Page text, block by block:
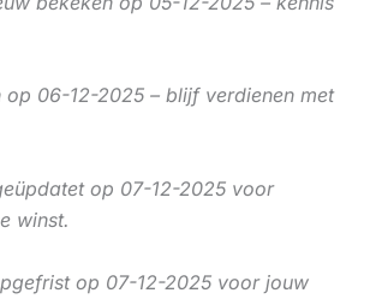
op 06-12-2025 – blijf verdienen met
op 07-12-2025 voor
winst.
op 07-12-2025 voor jouw